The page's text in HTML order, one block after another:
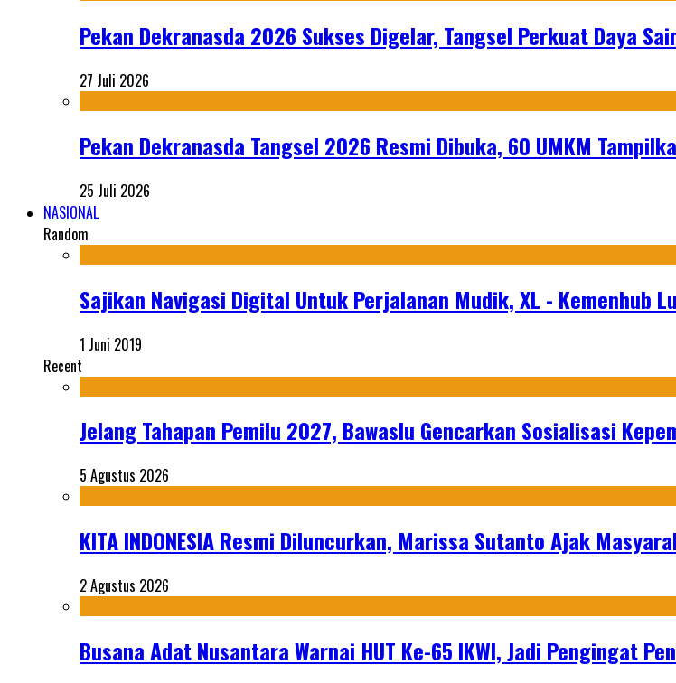
Pekan Dekranasda 2026 Sukses Digelar, Tangsel Perkuat Daya
27 Juli 2026
Pekan Dekranasda Tangsel 2026 Resmi Dibuka, 60 UMKM
25 Juli 2026
NASIONAL
Random
Sajikan Navigasi Digital Untuk Perjalanan Mudik, XL - Kemenhub
1 Juni 2019
Recent
Jelang Tahapan Pemilu 2027, Bawaslu Gencarkan Sosialisasi
5 Agustus 2026
KITA INDONESIA Resmi Diluncurkan, Marissa Sutanto Ajak
2 Agustus 2026
Busana Adat Nusantara Warnai HUT Ke-65 IKWI, Jadi Pengingat